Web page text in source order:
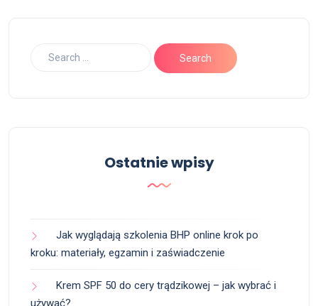
Ostatnie wpisy
Jak wyglądają szkolenia BHP online krok po
kroku: materiały, egzamin i zaświadczenie
Krem SPF 50 do cery trądzikowej – jak wybrać i
używać?